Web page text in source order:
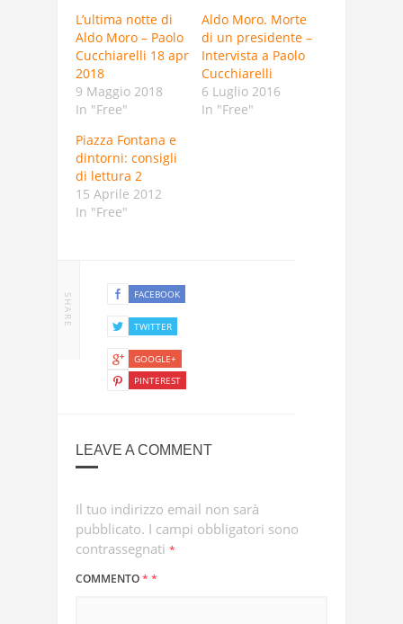
L’ultima notte di
Aldo Moro – Paolo
Cucchiarelli 18 apr
2018
9 Maggio 2018
In "Free"
Aldo Moro. Morte
di un presidente –
Intervista a Paolo
Cucchiarelli
6 Luglio 2016
In "Free"
Piazza Fontana e
dintorni: consigli
di lettura 2
15 Aprile 2012
In "Free"
SHARE FACEBOOK
TWITTER
GOOGLE+
PINTEREST
LEAVE A COMMENT
Il tuo indirizzo email non sarà
pubblicato. I campi obbligatori sono
contrassegnati *
COMMENTO* *